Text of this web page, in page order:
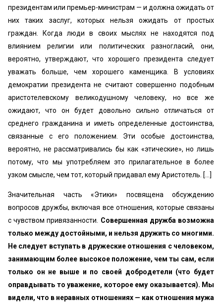
президентам или премьер-министрам — и должна ожидать от
них таких заслуг, которых нельзя ожидать от простых
граждан. Когда люди в своих мыслях не находятся под
влиянием религии или политических разногласий, они,
вероятно, утверждают, что хорошего президента следует
уважать больше, чем хорошего каменщика. В условиях
демократии президента не считают совершенно подобным
аристотелевскому великодушному человеку, но все же
ожидают, что он будет довольно сильно отличаться от
среднего гражданина и иметь определенные достоинства,
связанные с его положением. Эти особые достоинства,
вероятно, не рассматривались бы как «этические», но лишь
потому, что мы употребляем это прилагательное в более
узком смысле, чем тот, который придавал ему Аристотель. [...]
Значительная часть «Этики» посвящена обсуждению
вопросов дружбы, включая все отношения, которые связаны
с чувством привязанности. Совершенная дружба возможна
только между достойными, и нельзя дружить со многими.
Не следует вступать в дружеские отношения с человеком,
занимающим более высокое положение, чем ты сам, если
только он не выше и по своей добродетели (что будет
оправдывать то уважение, которое ему оказывается). Мы
видели, что в неравных отношениях — как отношения мужа